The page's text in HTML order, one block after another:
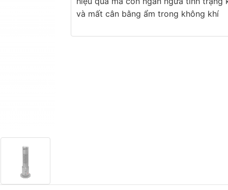
và mất cân bằng ẩm trong không khí